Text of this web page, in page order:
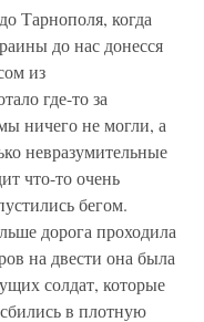
Тарнополя, когда
до нас донесся
из
где-то за
ничего не могли, а
невразумительные
что-то очень
бегом.
дорога проходила
на двести она была
солдат, которые
в плотную